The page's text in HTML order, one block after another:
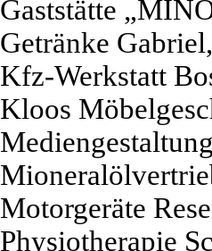
Gaststätte
Getränke
Kfz-Werkstatt
Kloos
Motorgeräte
Physiotherapie